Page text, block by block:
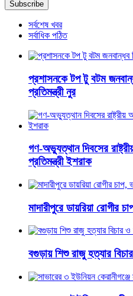
সর্বশেষ খবর
সর্বাধিক পঠিত
প্রশাসনকে টপ টু বটম
প্রতিমন্ত্রী নুর
গণ-অভ্যুত্থান দিবসের
প্রতিমন্ত্রী ইশরাক
মাদারীপুরে ডায়রিয়া রোগীর
বগুড়ায় শিশু রাজু হত্যার